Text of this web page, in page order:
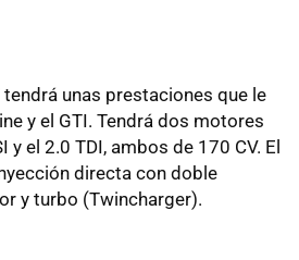
tendrá unas prestaciones que le
y el GTI. Tendrá dos motores
y el 2.0 TDI, ambos de 170 CV. El
directa con doble
y turbo (Twincharger).